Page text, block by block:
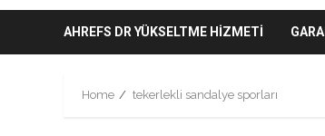
AHREFS DR YÜKSELTME HIZMETI
Home tekerlekli sandalye sporları